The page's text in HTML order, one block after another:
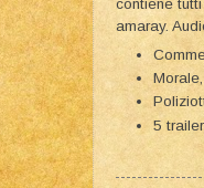
contiene
amaray.
5 trailer